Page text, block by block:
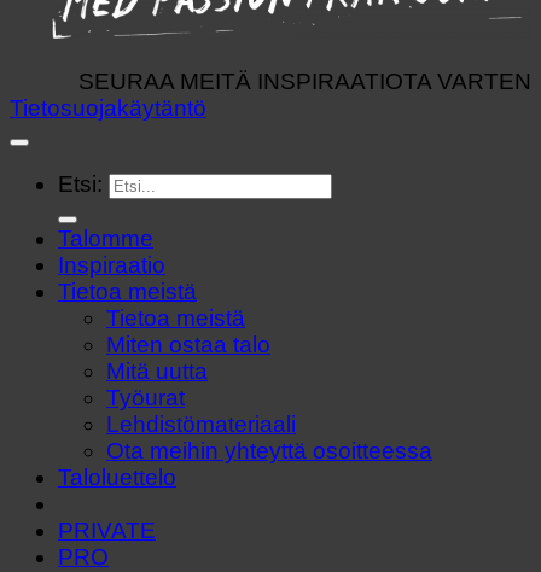
SEURAA MEITÄ INSPIRAATIOTA VARTEN
Tietosuojakäytäntö
Etsi:
Talomme
Inspiraatio
Tietoa meistä
Tietoa meistä
Miten ostaa talo
Mitä uutta
Työurat
Lehdistömateriaali
Ota meihin yhteyttä osoitteessa
Taloluettelo
PRIVATE
PRO